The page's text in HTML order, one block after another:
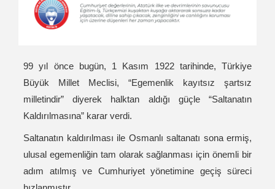
99 yıl önce bugün, 1 Kasım 1922 tarihinde, Türkiye
Büyük Millet Meclisi, “Egemenlik kayıtsız şartsız
milletindir” diyerek halktan aldığı güçle “Saltanatın
Kaldırılmasına” karar verdi.
Saltanatın kaldırılması ile Osmanlı saltanatı sona ermiş,
ulusal egemenliğin tam olarak sağlanması için önemli bir
adım atılmış ve Cumhuriyet yönetimine geçiş süreci